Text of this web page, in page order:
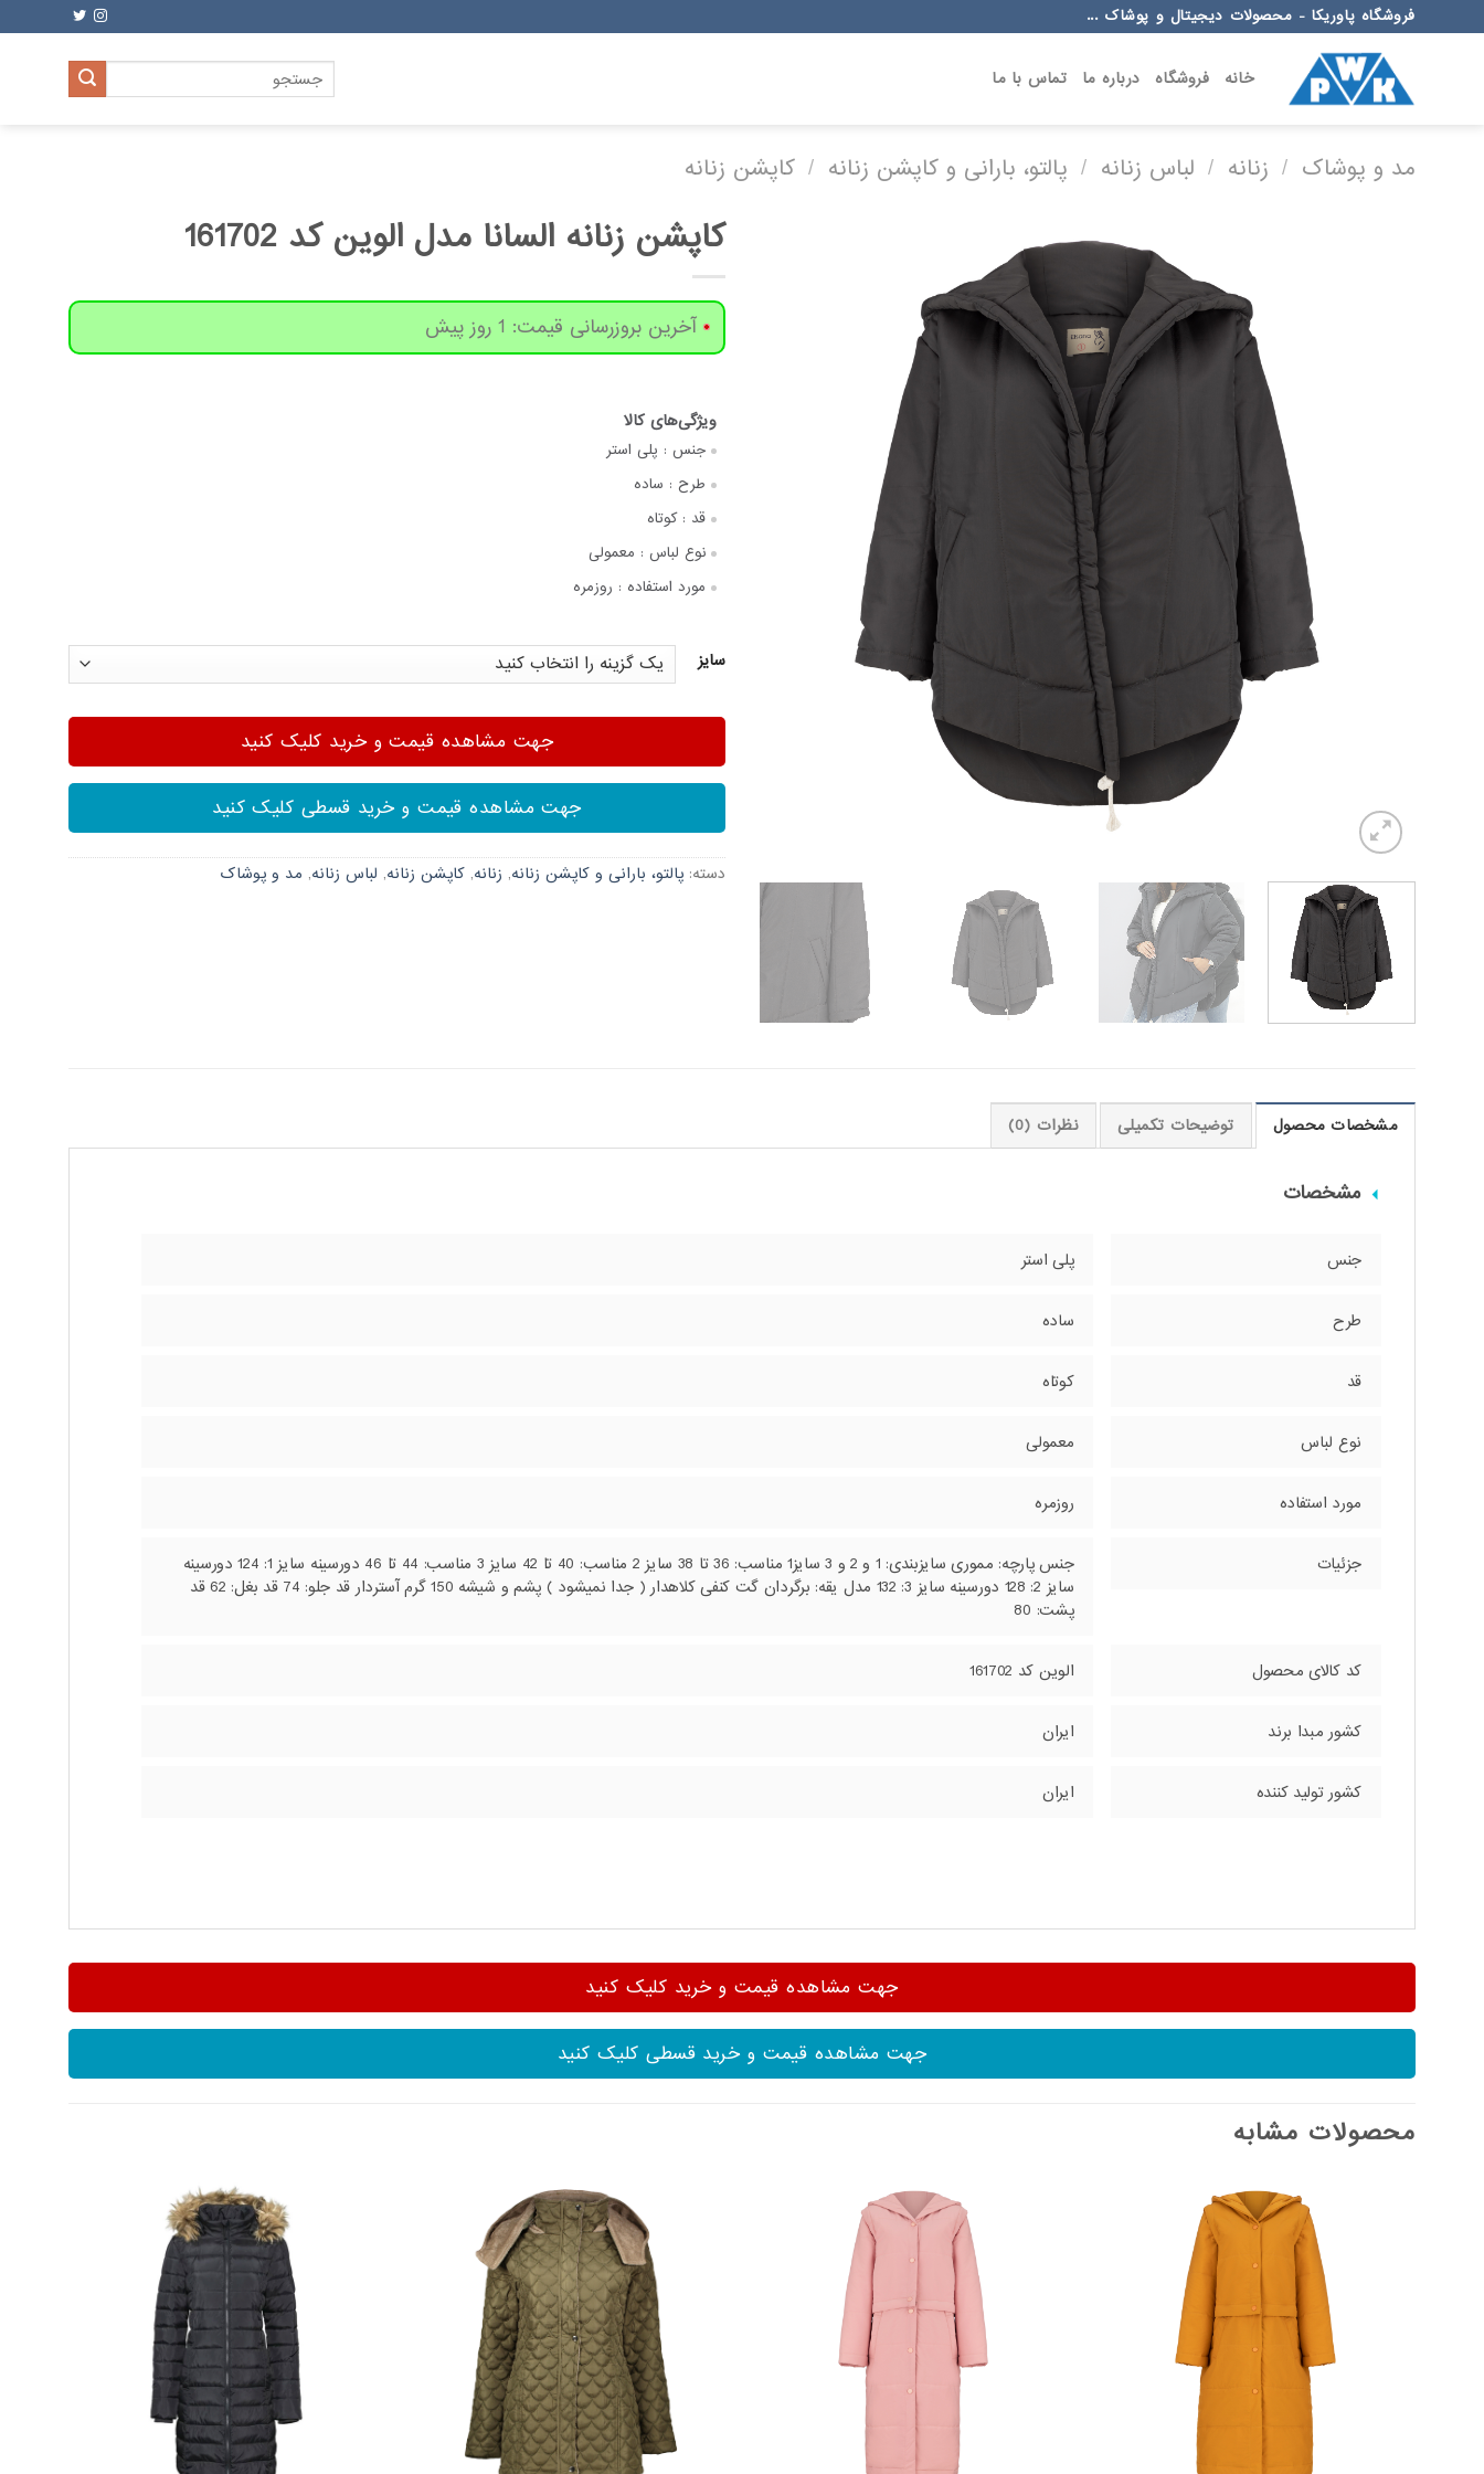
to
فروشگاه پاوریکا - محصولات دیجیتال و پوشاک ...
خانه فروشگاه درباره ما تماس با ما
جستجو
برای:
مد و پوشاک / زنانه / لباس زنانه / پالتو، بارانی و کاپشن زنانه / کاپشن زنانه
کاپشن زنانه السانا مدل الوین کد 161702
آخرین بروزرسانی قیمت: 1 روز پیش
جنس : پلی استر
طرح : ساده
قد : کوتاه
نوع لباس : معمولی
مورد استفاده : روزمره
سایز
جهت مشاهده قیمت و خرید کلیک کنید
جهت مشاهده قیمت و خرید قسطی کلیک کنید
دسته: پالتو، بارانی و کاپشن زنانه, زنانه, کاپشن زنانه, لباس زنانه, مد و پوشاک
مشخصات محصول توضیحات تکمیلی نظرات (0)
مشخصات
جنس پلی استر
طرح ساده
قد کوتاه
نوع لباس معمولی
مورد استفاده روزمره
جزئیات
جنس پارچه: مموری سایزبندی: 1 و 2 و 3 سایز1 مناسب: 36 تا 38 سایز 2 مناسب: 40 تا 42 سایز 3 مناسب: 44 تا 46 دورسینه سایز 1: 124 دورسینه
سایز 2: 128 دورسینه سایز 3: 132 مدل یقه: برگردان گت کنفی کلاهدار ( جدا نمیشود ) پشم و شیشه 150 گرم آستردار قد جلو: 74 قد بغل: 62 قد
پشت: 80
کد کالای محصول الوین کد 161702
کشور مبدا برند ایران
کشور تولید کننده ایران
جهت مشاهده قیمت و خرید کلیک کنید
جهت مشاهده قیمت و خرید قسطی کلیک کنید
محصولات مشابه